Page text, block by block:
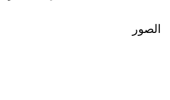
الصور